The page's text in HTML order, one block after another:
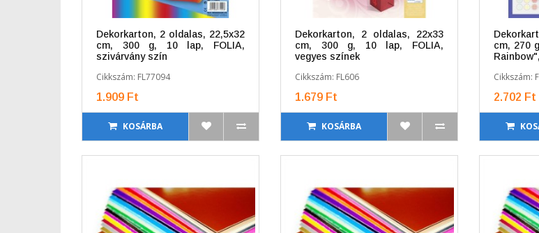
Dekorkarton, 2 oldalas, 22,5x32
cm, 300 g, 10 lap, FOLIA,
szivárvány szín
Cikkszám: FL77094
1.909 Ft
KOSÁRBA
Dekorkarton, 2 oldalas, 22x33
cm, 300 g, 10 lap, FOLIA,
vegyes színek
Cikkszám: FL606
1.679 Ft
KOSÁRBA
cm, 270
Cikkszám:
2.702 Ft